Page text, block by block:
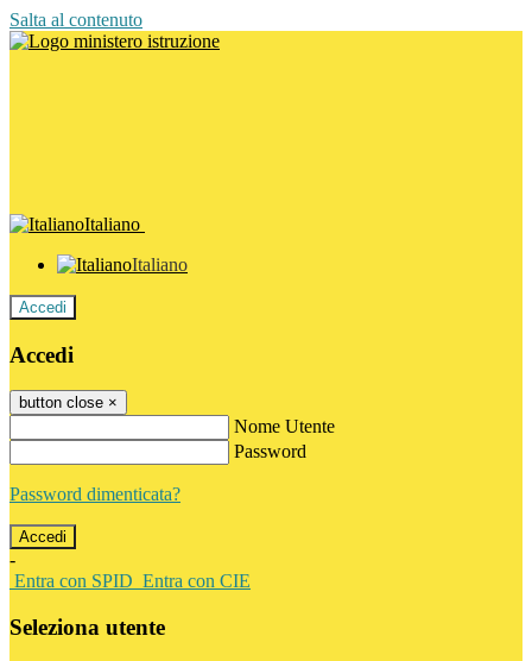
Salta al contenuto
Italiano
Italiano
Accedi
Accedi
button close ×
Nome Utente
Password
Password dimenticata?
-
Entra con SPID Entra con CIE
Seleziona utente